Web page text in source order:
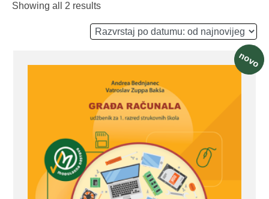
Showing all 2 results
novo